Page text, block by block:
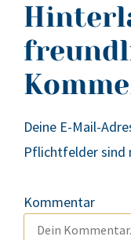
Deine E-Mail-
Pflichtfelder sind
Kommentar